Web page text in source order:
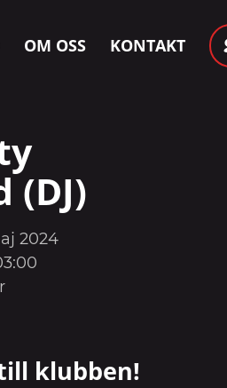
OM OSS KONTAKT
(DJ)
2024
klubben!